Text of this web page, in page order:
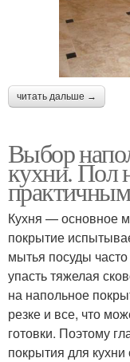
читать дальше →
Выбор
кухни. Пол
практичным
Кухня — основное
покрытие
мытья посуды
упасть тяжелая
на напольное
резке и все, что
готовки. Поэтому
покрытия для